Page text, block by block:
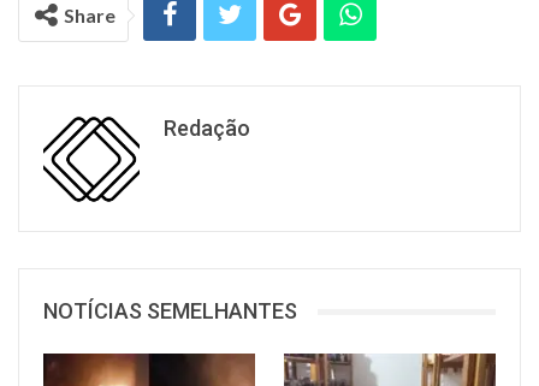
Share
Redação
NOTÍCIAS SEMELHANTES